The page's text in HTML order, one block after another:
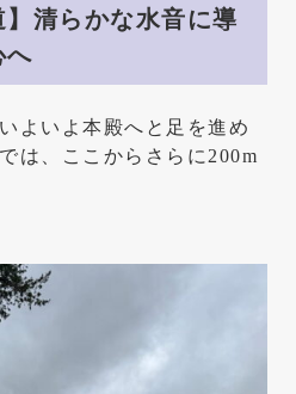
】清らかな水音に導
へ
よいよ本殿へと足を進め
は、ここからさらに200m